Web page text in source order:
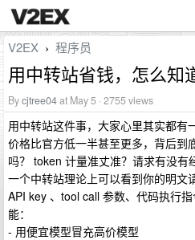
V2EX › 程序员
用中转站省钱，怎么知
Bycjtree04at May 5 · 2755 views
用中转站这件事，大家心里其实都有
价格比官方低一半甚至更多，背后到
吗？ token 计量准丈准？请求有没有
一个中转站理论上可以看到你的明文
API key 、tool call 参数、代码执行
能：
- 用便宜模型冒充高价模型